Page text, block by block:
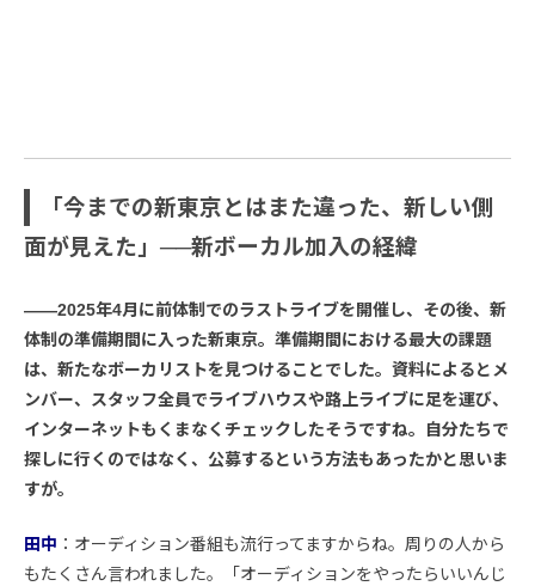
「今までの新東京とはまた違った、新しい側
面が見えた」──新ボーカル加入の経緯
――2025年4月に前体制でのラストライブを開催し、その後、新
体制の準備期間に入った新東京。準備期間における最大の課題
は、新たなボーカリストを見つけることでした。資料によるとメ
ンバー、スタッフ全員でライブハウスや路上ライブに足を運び、
インターネットもくまなくチェックしたそうですね。自分たちで
探しに行くのではなく、公募するという方法もあったかと思いま
すが。
田中 ：オーディション番組も流行ってますからね。周りの人から
もたくさん言われました。「オーディションをやったらいいんじ